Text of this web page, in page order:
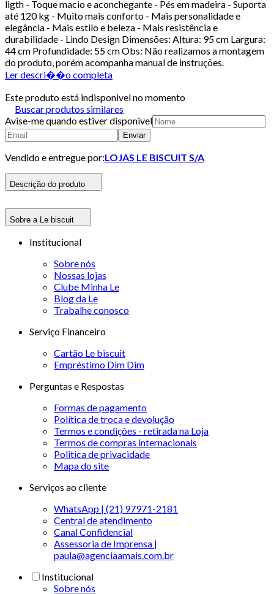
ligth - Toque macio e aconchegante - Pés em madeira - Suporta
até 120 kg - Muito mais conforto - Mais personalidade e
elegância - Mais estilo e beleza - Mais resistência e
durabilidade - Lindo Design Dimensões: Altura: 95 cm Largura:
44 cm Profundidade: 55 cm Obs: Não realizamos a montagem
do produto, porém acompanha manual de instruções.
Ler descri��o completa
Este produto está indisponivel no momento
Buscar produtos similares
Avise-me quando estiver disponivel
Enviar
Vendido e entregue por:LOJAS LE BISCUIT S/A
Descrição do produto
Sobre a Le biscuit
Institucional
Sobre nós
Nossas lojas
Clube Minha Le
Blog da Le
Trabalhe conosco
Serviço Financeiro
Cartão Le biscuit
Empréstimo Dim Dim
Perguntas e Respostas
Formas de pagamento
Política de troca e devolução
Termos e condições - retirada na Loja
Termos de compras internacionais
Politica de privacidade
Mapa do site
Serviços ao cliente
WhatsApp | (21) 97971-2181
Central de atendimento
Canal Confidencial
Assessoria de Imprensa |
paula@agenciaamais.com.br
Institucional
Sobre nós